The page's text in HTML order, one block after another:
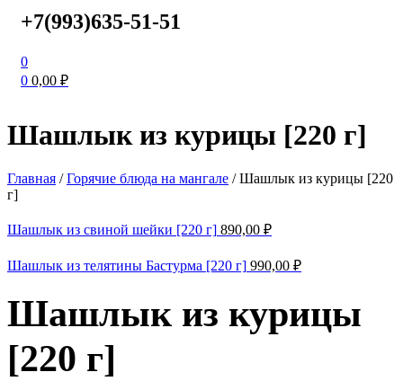
+7(993)635-51-51
0
0 0,00 ₽
Шашлык из курицы [220 г]
Главная /Горячие блюда на мангале /Шашлык из курицы [220
г]
Шашлык из свиной шейки [220 г] 890,00 ₽
Шашлык из телятины Бастурма [220 г] 990,00 ₽
Шашлык из курицы
[220 г]